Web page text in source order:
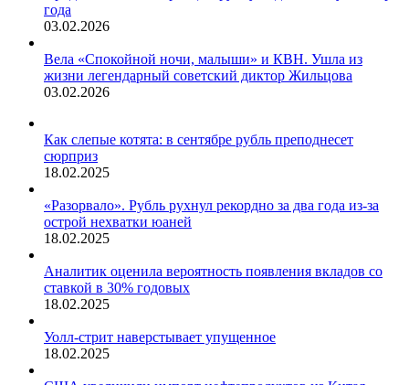
года
03.02.2026
Вела «Спокойной ночи, малыши» и КВН. Ушла из
жизни легендарный советский диктор Жильцова
03.02.2026
Как слепые котята: в сентябре рубль преподнесет
сюрприз
18.02.2025
«Разорвало». Рубль рухнул рекордно за два года из-за
острой нехватки юаней
18.02.2025
Аналитик оценила вероятность появления вкладов со
ставкой в 30% годовых
18.02.2025
Уолл-стрит наверстывает упущенное
18.02.2025